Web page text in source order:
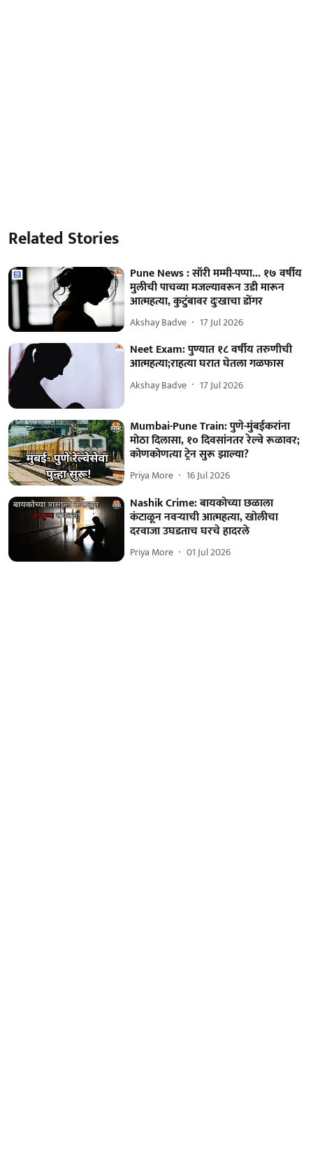
Related Stories
Pune News : सॉरी मम्मी-पप्पा... १७ वर्षीय
मुलीची पाचव्या मजल्यावरून उडी मारून
आत्महत्या, कुटुंबावर दुःखाचा डोंगर
Akshay Badve 17 Jul 2026
Neet Exam: पुण्यात १८ वर्षीय तरुणीची
आत्महत्या;राहत्या घरात घेतला गळफास
Akshay Badve 17 Jul 2026
Mumbai-Pune Train: पुणे-मुंबईकरांना
मोठा दिलासा, १० दिवसांनतर रेल्वे रूळावर;
कोणकोणत्या ट्रेन सुरू झाल्या?
Priya More 16 Jul 2026
Nashik Crime: बायकोच्या छळाला
कंटाळून नवऱ्याची आत्महत्या, खोलीचा
दरवाजा उघडताच घरचे हादरले
Priya More 01 Jul 2026